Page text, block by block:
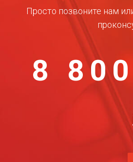
Просто позвоните нам
8